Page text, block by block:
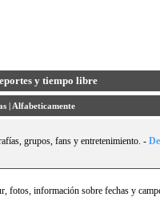
y tiempo libre
| Alfabeticamente
grupos, fans y entretenimiento. -
fotos, información sobre fechas y